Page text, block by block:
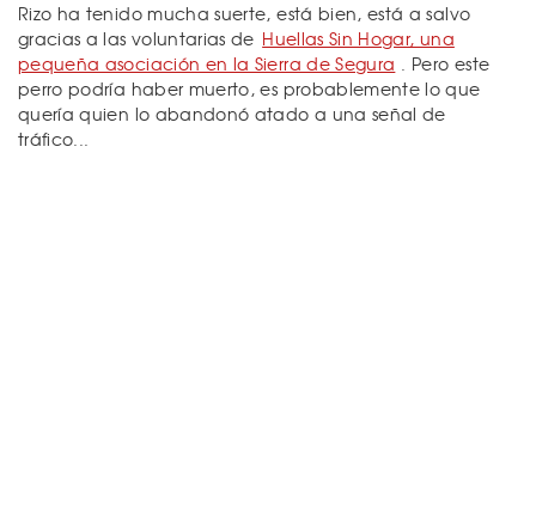
Rizo ha tenido mucha suerte, está bien, está a salvo
gracias a las voluntarias de Huellas Sin Hogar, una
pequeña asociación en la Sierra de Segura . Pero este
perro podría haber muerto, es probablemente lo que
quería quien lo abandonó atado a una señal de
tráfico...